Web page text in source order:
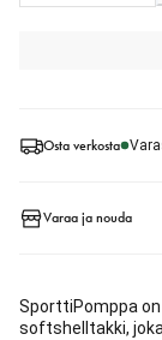
Osta verkosta
Varaa ja nouda
SporttiPomppa
softshelltakki,